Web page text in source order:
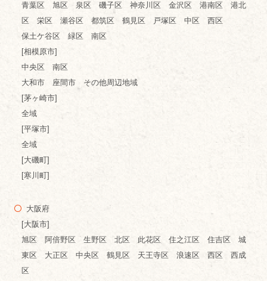
青葉区 旭区 泉区 磯子区 神奈川区 金沢区 港南区 港北
区 栄区 瀬谷区 都筑区 鶴見区 戸塚区 中区 西区
保土ケ谷区 緑区 南区
[相模原市]
中央区 南区
大和市 座間市 その他周辺地域
[茅ヶ崎市]
全域
[平塚市]
全域
[大磯町]
[寒川町]
大阪府
[大阪市]
旭区 阿倍野区 生野区 北区 此花区 住之江区 住吉区 城
東区 大正区 中央区 鶴見区 天王寺区 浪速区 西区 西成
区